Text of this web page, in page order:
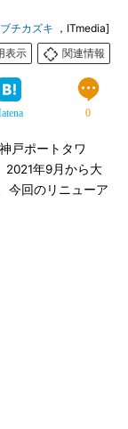
チカズキ
，ITmedia]
表示
関連情報
0
戸ポートタワ
2021年9月から大
今回のリニューア